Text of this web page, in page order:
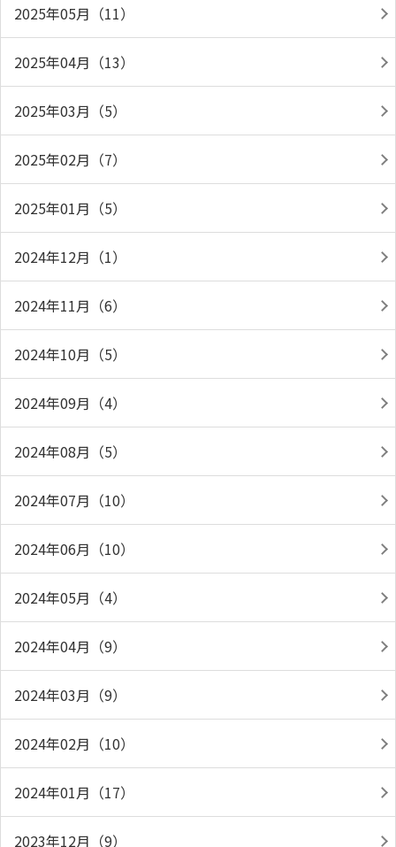
2025年05月（11）
2025年04月（13）
2025年03月（5）
2025年02月（7）
2025年01月（5）
2024年12月（1）
2024年11月（6）
2024年10月（5）
2024年09月（4）
2024年08月（5）
2024年07月（10）
2024年06月（10）
2024年05月（4）
2024年04月（9）
2024年03月（9）
2024年02月（10）
2024年01月（17）
2023年12月（9）